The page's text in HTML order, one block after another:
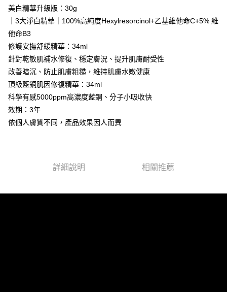
恩沛科技股份有限公司將有權停止該用戶之使用額度並採取法律行動。
離島宅配
每筆NT$100，滿NT$2,000(含以上)免運費
宅配貨到付款
每筆NT$100，滿NT$2,000(含以上)免運費
海外配送(日韓地區請提供英文收件地址及姓名，韓國址末
端請提供收件人的個人通關碼)
海外配送 (新馬專屬)
海外配送(中國)
美白精華升級版：30g
｜3大淨白精華｜100%高純度Hexylresorcinol+乙基維他命C+5% 維
他命B3
修護安撫舒緩精華：34ml
針對乾敏肌補水修復、穩定膚況、提升肌膚耐受性
改善暗沉、防止肌膚粗糙，維持肌膚水嫩健康
頂級藍銅肌因修復精華：34ml
科學有感5000ppm高濃度藍銅、分子小吸收快
效期：3年
依個人膚質不同，產品效果因人而異
詳細說明 相關推薦